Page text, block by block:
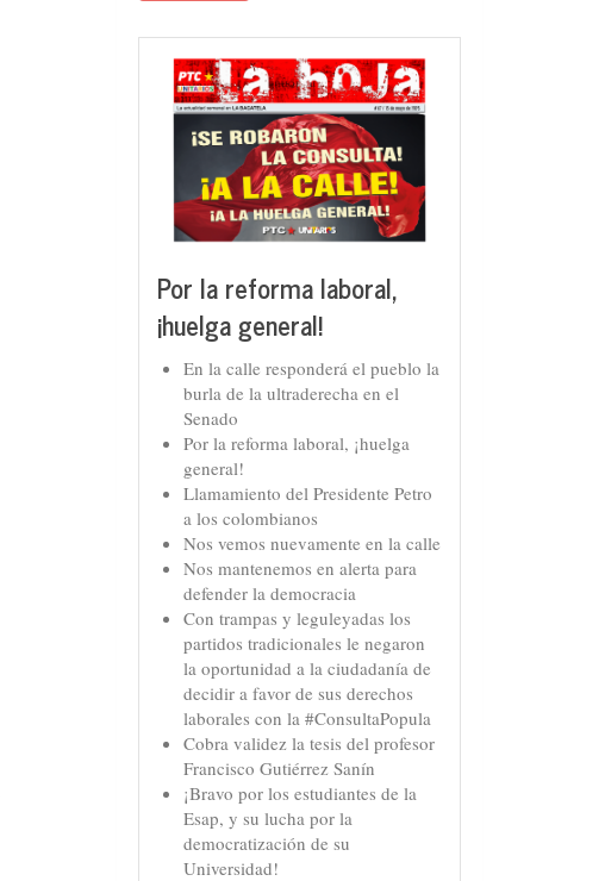
Por la reforma laboral,
¡huelga general!
En la calle responderá el pueblo la
burla de la ultraderecha en el
Senado
Por la reforma laboral, ¡huelga
general!
Llamamiento del Presidente Petro
a los colombianos
Nos vemos nuevamente en la calle
Nos mantenemos en alerta para
defender la democracia
Con trampas y leguleyadas los
partidos tradicionales le negaron
la oportunidad a la ciudadanía de
decidir a favor de sus derechos
laborales con la #ConsultaPopula
Cobra validez la tesis del profesor
Francisco Gutiérrez Sanín
¡Bravo por los estudiantes de la
Esap, y su lucha por la
democratización de su
Universidad!